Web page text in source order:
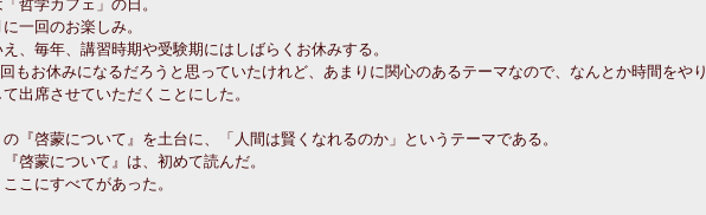
一回のお楽しみ。
え、毎年、講習時期や受験期にはしばらくお休みする。
回もお休みになるだろうと思っていたけれど、あまりに関心のあるテーマなので、なんとか時間をやり
て出席させていただくことにした。
『啓蒙について』を土台に、「人間は賢くなれるのか」というテーマである。
啓蒙について』は、初めて読んだ。
こにすべてがあった。